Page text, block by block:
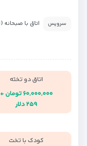
سرویس اتاق با صبحانه (BB)
اتاق دو تخته
۶۰,۰۰۰,۰۰۰ تومان +
۲۵۹ دلار
کودک با تخت